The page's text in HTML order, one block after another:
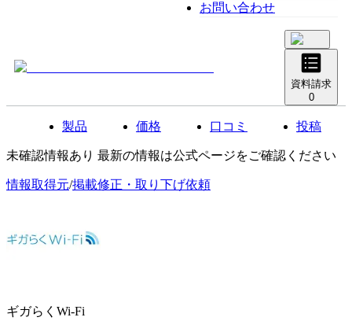
お問い合わせ
資料請求
0
製品 価格 口コミ 投稿
未確認情報あり 最新の情報は公式ページをご確認ください
情報取得元/掲載修正・取り下げ依頼
ギガらくWi-Fi